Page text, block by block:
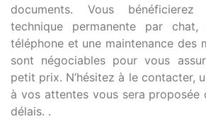
documents. Vous bénéficierez
technique permanente par
téléphone et une maintenance des
sont négociables pour vous
petit prix. N’hésitez à le contacter,
à vos attentes vous sera proposée
délais. .